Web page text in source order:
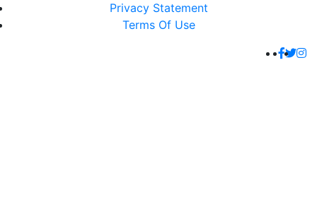
Privacy Statement
Terms Of Use